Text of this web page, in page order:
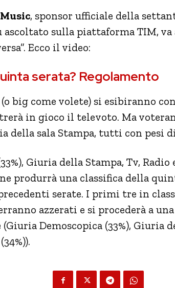
, sponsor ufficiale della
ascoltato sulla piattaforma TIM, va
Ecco il video:
serata? Regolamento
big come volete) si esibiranno
in gioco il televoto. Ma
della sala Stampa, tutti con pesi
Giuria della Stampa, Tv, Radio
produrrà una classifica della
serate. I primi tre in
azzerati e si procederà a
Demoscopica (33%), Giuria